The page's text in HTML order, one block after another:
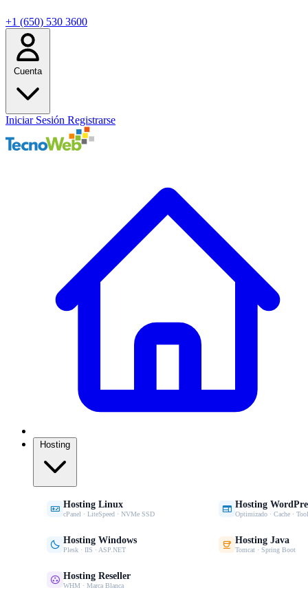
+1 (650) 530 3600
Cuenta
Iniciar Sesión Registrarse
Hosting
 Hosting Linux
cPanel · LiteSpeed · NVMe SSD  Hosting
Optimizado · Cache ·
 Hosting Windows
Plesk · IIS · ASP.NET  Hosting Java
Tomcat · Spring Boot
 Hosting Reseller
WHM · Marca Blanca